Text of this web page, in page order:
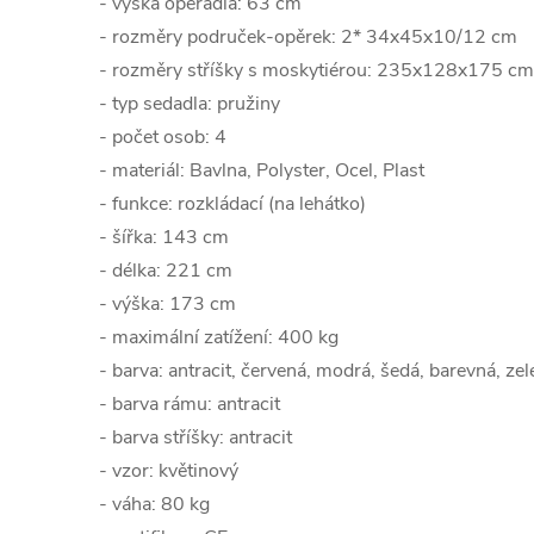
- rozměry područek-opěrek: 2* 34x45x10/12 cm
- rozměry stříšky s moskytiérou: 235x128x175 cm
- typ sedadla: pružiny
- počet osob: 4
- materiál: Bavlna, Polyster, Ocel, Plast
- funkce: rozkládací (na lehátko)
- šířka: 143 cm
- délka: 221 cm
- výška: 173 cm
- maximální zatížení: 400 kg
- barva: antracit, červená, modrá, šedá, barevná,
- barva rámu: antracit
- barva stříšky: antracit
- vzor: květinový
- váha: 80 kg